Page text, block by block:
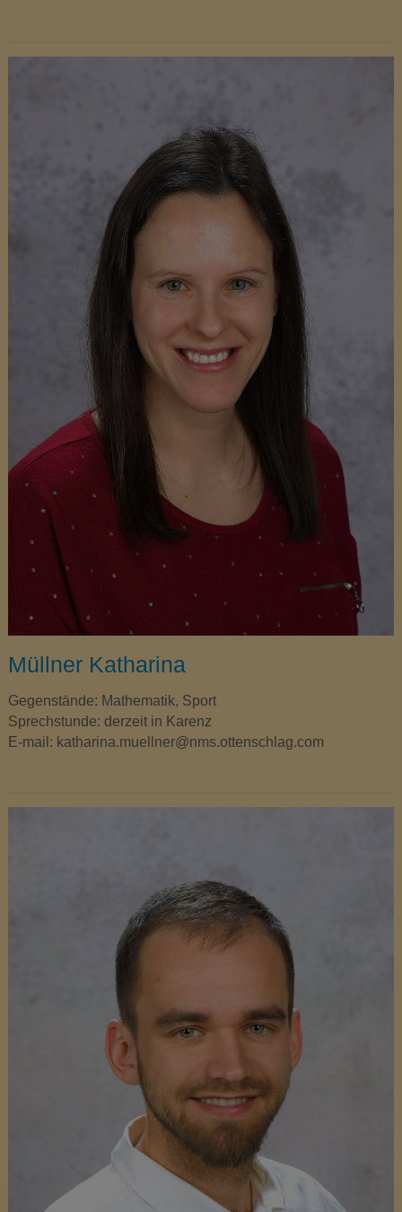
Müllner Katharina
Gegenstände: Mathematik, Sport
Sprechstunde: derzeit in Karenz
E-mail: katharina.muellner@nms.ottenschlag.com